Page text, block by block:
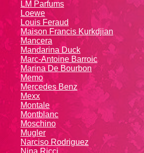
LM Parfums
Loewe
Louis Feraud
Maison Francis Kurkdjian
Mancera
Mandarina Duck
Marc-Antoine Barroic
Marina De Bourbon
Memo
Mercedes Benz
Mexx
Montale
Montblanc
Moschino
Mugler
Narciso Rodriguez